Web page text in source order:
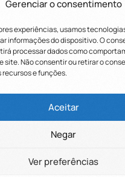
o desempenho, analisar
em nosso site e
Saiba mais
o desempenho, analisar
em nosso site e
Saiba mais
Gerenciar o consentimento
experiências, usamos
informações do dispositivo. O
processar dados como
site. Não consentir ou retirar o
e funções.
Aceitar
Negar
Ver preferências